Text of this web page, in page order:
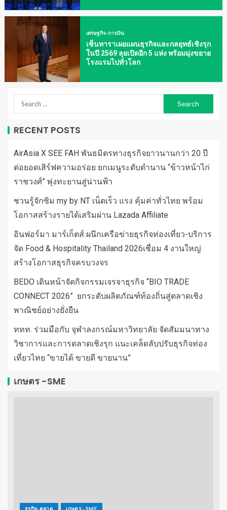
เศรษฐกิจ-การเงิน
เซ็นทาราเผยแผนธุรกิจและกลยุทธ์เชิงรุก
ในปี 2569 ลุยเปิดอีก 5 แห่ง พร้อมมุ่งขยาย
โรงแรมไปทั่วโลก
RECENT POSTS
AirAsia X SEE FAH พันธมิตรทางธุรกิจยาวนานกว่า 20 ปี
ต่อยอดเสิร์ฟความอร่อย ยกเมนูระดับตำนาน “ข้าวหน้าไก่
ราชวงศ์” พุ่งทะยานสู่น่านฟ้า
ชวนรู้จักซิม my by NT เน็ตเร็ว แรง คุ้มค่าทั่วไทย พร้อม
โอกาสสร้างรายได้เสริมผ่าน Lazada Affiliate
อินฟอร์มา มาร์เก็ตส์ ผนึกเครือข่ายธุรกิจท่องเที่ยว-บริการ
จัด Food & Hospitality Thailand 2026เชื่อม 4 งานใหญ่
สร้างโอกาสธุรกิจครบวงจร
BEDO เดินหน้าจัดกิจกรรมเจรจาธุรกิจ “BIO TRADE
CONNECT 2026” ยกระดับผลิตภัณฑ์ท้องถิ่นสู่ตลาดเชิง
พาณิชย์อย่างยั่งยืน
ททท. ร่วมมือกับ จุฬาลงกรณ์มหาวิทยาลัย จัดสัมมนาทาง
วิชาการและการตลาดเชิงรุก แนะเคล็ดลับปรับธุรกิจท่อง
เที่ยวไทย “ขายได้ ขายดี ขายนาน”
เกษตร -SME
ธุรกิจ-ตลาด เกษตร - SME